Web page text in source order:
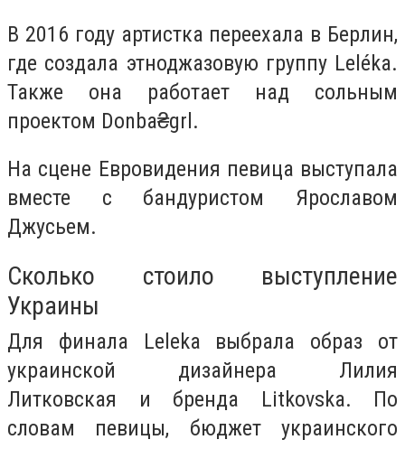
В 2016 году артистка переехала в Берлин,
где создала этноджазовую группу Leléka.
Также она работает над сольным
проектом Donba₴grl.
На сцене Евровидения певица выступала
вместе с бандуристом Ярославом
Джусьем.
Сколько стоило выступление
Украины
Для финала Leleka выбрала образ от
украинской дизайнера Лилия
Литковская и бренда Litkovska. По
словам певицы, бюджет украинского